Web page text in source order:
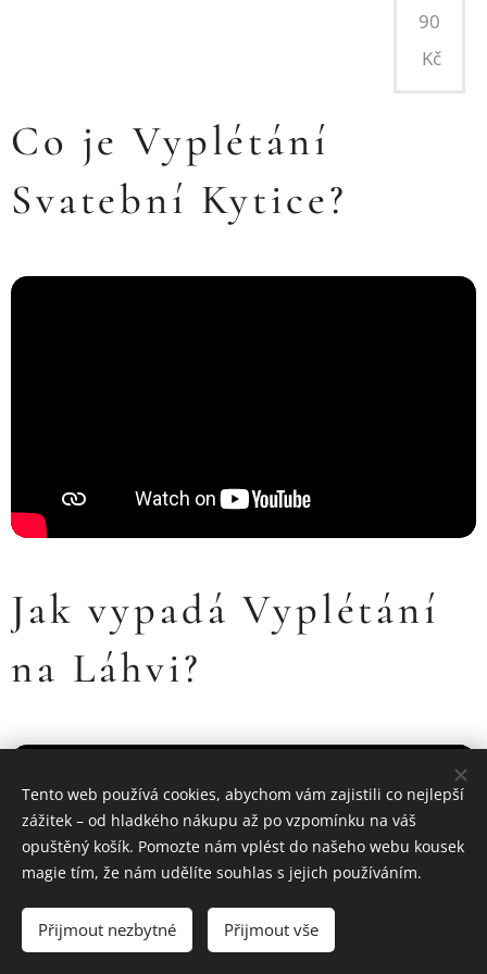
90
Kč
Co je Vyplétání
Svatební Kytice?
Jak vypadá Vyplétání
na Láhvi?
Tento web používá cookies, abychom vám zajistili co nejlepší
zážitek – od hladkého nákupu až po vzpomínku na váš
opuštěný košík. Pomozte nám vplést do našeho webu kousek
magie tím, že nám udělíte souhlas s jejich používáním.
Přijmout nezbytné Přijmout vše